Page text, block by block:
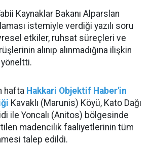
Kaynaklar Bakanı Alparslan
istemiyle verdiği yazılı soru
etkiler, ruhsat süreçleri ve
alınıp alınmadığına ilişkin
hafta Hakkari Objektif Haber'in
Kavaklı (Marunis) Köyü, Kato Dağı
ile Yoncalı (Anitos) bölgesinde
madencilik faaliyetlerinin tüm
talep edildi.